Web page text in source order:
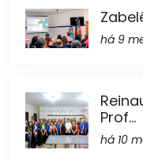
há 9
Prof...
há 10